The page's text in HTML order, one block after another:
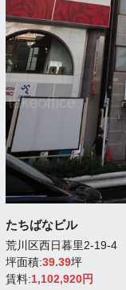
たちばなビル
荒川区西日暮里2-19-4
坪面積:39.39坪
賃料:1,102,920円